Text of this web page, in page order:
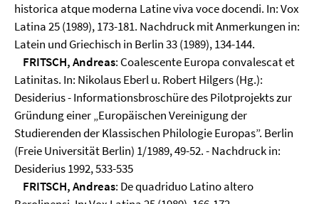
historica atque moderna Latine viva voce docendi. In: Vox
Latina 25 (1989), 173-181. Nachdruck mit Anmerkungen in:
Latein und Griechisch in Berlin 33 (1989), 134-144.
FRITSCH, Andreas: Coalescente Europa convalescat et
Latinitas. In: Nikolaus Eberl u. Robert Hilgers (Hg.):
Desiderius - Informationsbroschüre des Pilotprojekts zur
Gründung einer „Europäischen Vereinigung der
Studierenden der Klassischen Philologie Europas”. Berlin
(Freie Universität Berlin) 1/1989, 49-52. - Nachdruck in:
Desiderius 1992, 533-535
FRITSCH, Andreas: De quadriduo Latino altero